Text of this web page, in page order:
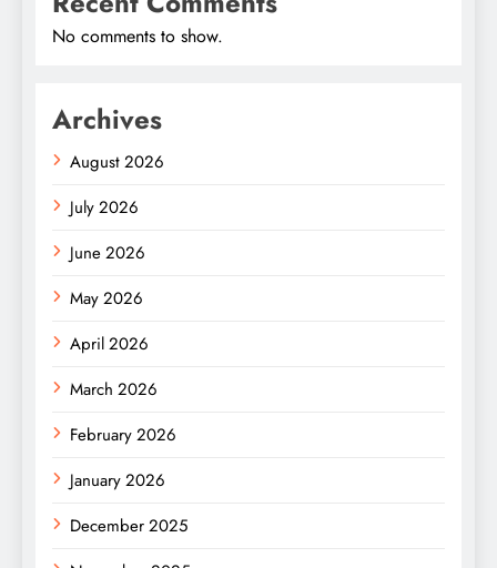
No comments to show.
Archives
August 2026
July 2026
June 2026
May 2026
April 2026
March 2026
February 2026
January 2026
December 2025